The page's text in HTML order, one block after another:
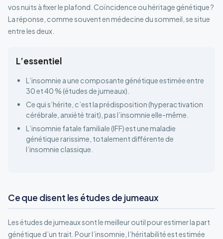
vos nuits à fixer le plafond. Coïncidence ou héritage génétique ?
La réponse, comme souvent en médecine du sommeil, se situe
entre les deux.
L’essentiel
L’insomnie a une composante génétique estimée entre
30 et 40 % (études de jumeaux).
Ce qui s’hérite, c’est la prédisposition (hyperactivation
cérébrale, anxiété trait), pas l’insomnie elle-même.
L’insomnie fatale familiale (IFF) est une maladie
génétique rarissime, totalement différente de
l’insomnie classique.
Ce que disent les études de jumeaux
Les études de jumeaux sont le meilleur outil pour estimer la part
génétique d’un trait. Pour l’insomnie, l’héritabilité est estimée